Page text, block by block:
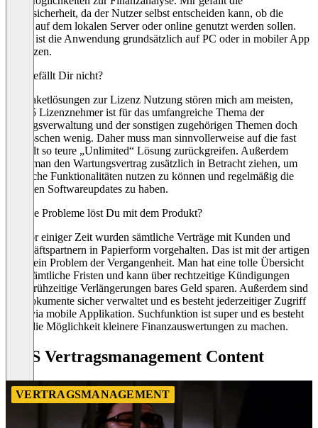
Datensicherheit, da der Nutzer selbst entscheiden kann, ob die
Daten auf dem lokalen Server oder online genutzt werden sollen.
Dabei ist die Anwendung grundsätzlich auf PC oder in mobiler App
zu nutzen.
Was gefällt Dir nicht?
Die Paketlösungen zur Lizenz Nutzung stören mich am meisten,
denn 5 Lizenznehmer ist für das umfangreiche Thema der
Vertragsverwaltung und der sonstigen zugehörigen Themen doch
ein bisschen wenig. Daher muss man sinnvollerweise auf die fast
doppelt so teure „Unlimited“ Lösung zurückgreifen. Außerdem
sollte man den Wartungsvertrag zusätzlich in Betracht ziehen, um
sämtliche Funktionalitäten nutzen zu können und regelmäßig die
neuesten Softwareupdates zu haben.
Welche Probleme löst Du mit dem Produkt?
Bis vor einiger Zeit wurden sämtliche Verträge mit Kunden und
Geschäftspartnern in Papierform vorgehalten. Das ist mit der artigen
Tools ein Problem der Vergangenheit. Man hat eine tolle Übersicht
über sämtliche Fristen und kann über rechtzeitige Kündigungen
bzw. frühzeitige Verlängerungen bares Geld sparen. Außerdem sind
die Dokumente sicher verwaltet und es besteht jederzeitiger Zugriff
auch via mobile Applikation. Suchfunktion ist super und es besteht
auch die Möglichkeit kleinere Finanzauswertungen zu machen.
KDS Vertragsmanagement Content
VERTRAGSMANAGEMENT